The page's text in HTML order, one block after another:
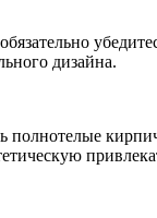
дизайна.
полнотелые